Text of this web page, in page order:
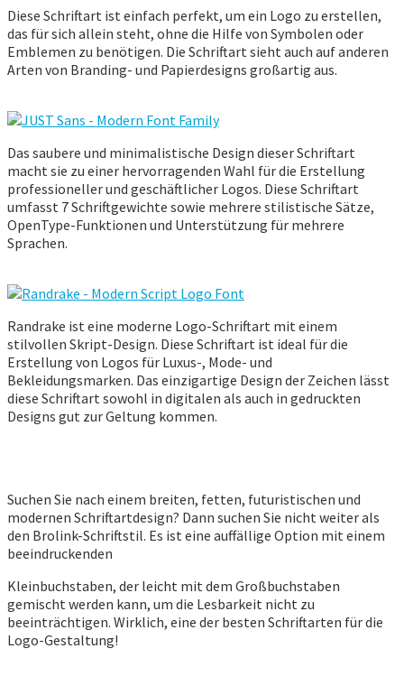
Diese Schriftart ist einfach perfekt, um ein Logo zu erstellen,
das für sich allein steht, ohne die Hilfe von Symbolen oder
Emblemen zu benötigen. Die Schriftart sieht auch auf anderen
Arten von Branding- und Papierdesigns großartig aus.
Das saubere und minimalistische Design dieser Schriftart
macht sie zu einer hervorragenden Wahl für die Erstellung
professioneller und geschäftlicher Logos. Diese Schriftart
umfasst 7 Schriftgewichte sowie mehrere stilistische Sätze,
OpenType-Funktionen und Unterstützung für mehrere
Sprachen.
Randrake ist eine moderne Logo-Schriftart mit einem
stilvollen Skript-Design. Diese Schriftart ist ideal für die
Erstellung von Logos für Luxus-, Mode- und
Bekleidungsmarken. Das einzigartige Design der Zeichen lässt
diese Schriftart sowohl in digitalen als auch in gedruckten
Designs gut zur Geltung kommen.
Suchen Sie nach einem breiten, fetten, futuristischen und
modernen Schriftartdesign? Dann suchen Sie nicht weiter als
den Brolink-Schriftstil. Es ist eine auffällige Option mit einem
beeindruckenden
Kleinbuchstaben, der leicht mit dem Großbuchstaben
gemischt werden kann, um die Lesbarkeit nicht zu
beeinträchtigen. Wirklich, eine der besten Schriftarten für die
Logo-Gestaltung!